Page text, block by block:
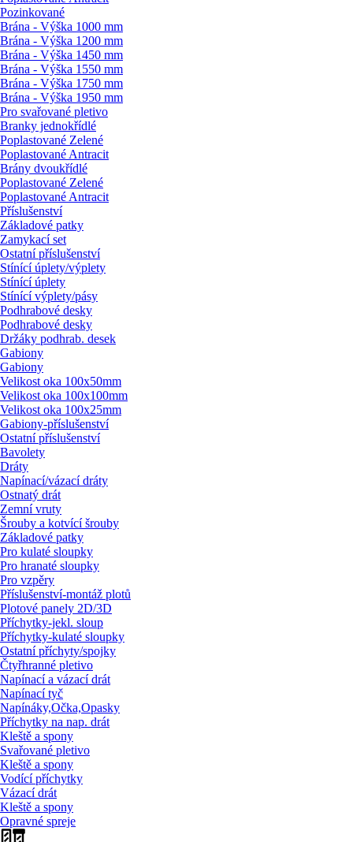
Pozinkované
Brána - Výška 1000 mm
Brána - Výška 1200 mm
Brána - Výška 1450 mm
Brána - Výška 1550 mm
Brána - Výška 1750 mm
Brána - Výška 1950 mm
Pro svařované pletivo
Branky jednokřídlé
Poplastované Zelené
Poplastované Antracit
Brány dvoukřídlé
Poplastované Zelené
Poplastované Antracit
Příslušenství
Základové patky
Zamykací set
Ostatní příslušenství
Stínící úplety/výplety
Stínící úplety
Stínící výplety/pásy
Podhrabové desky
Podhrabové desky
Držáky podhrab. desek
Gabiony
Gabiony
Velikost oka 100x50mm
Velikost oka 100x100mm
Velikost oka 100x25mm
Gabiony-příslušenství
Ostatní příslušenství
Bavolety
Dráty
Napínací/vázací dráty
Ostnatý drát
Zemní vruty
Šrouby a kotvící šrouby
Základové patky
Pro kulaté sloupky
Pro hranaté sloupky
Pro vzpěry
Příslušenství-montáž plotů
Plotové panely 2D/3D
Příchytky-jekl. sloup
Příchytky-kulaté sloupky
Ostatní příchyty/spojky
Čtyřhranné pletivo
Napínací a vázací drát
Napínací tyč
Napínáky,Očka,Opasky
Příchytky na nap. drát
Kleště a spony
Svařované pletivo
Kleště a spony
Vodící příchytky
Vázací drát
Kleště a spony
Opravné spreje